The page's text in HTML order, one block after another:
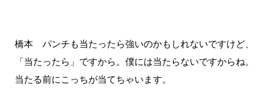
橋本 パンチも当たったら強いのかもしれないですけど、
「当たったら」ですから。僕には当たらないですからね。
当たる前にこっちが当てちゃいます。